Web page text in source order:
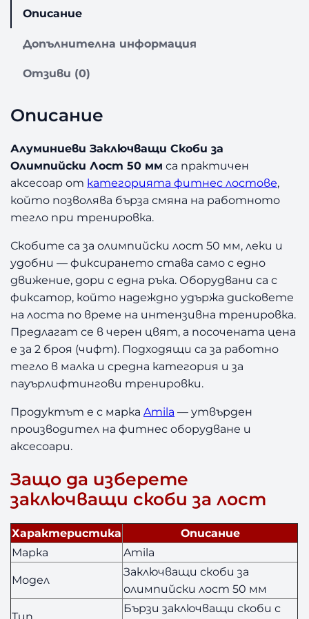
т
у
и
и
е
в
и
а
к
л
ю
ч
в
а
щ
и
С
о
б
и
а
л
и
м
п
й
с
к
Описание
Допълнителна информация
Отзиви (0)
Описание
Алуминиеви Заключващи Скоби за
Олимпийски Лост 50 мм са практичен
аксесоар от категорията фитнес лостове,
който позволява бърза смяна на работното
тегло при тренировка.
Скобите са за олимпийски лост 50 мм, леки и
удобни — фиксирането става само с едно
движение, дори с една ръка. Оборудвани са с
фиксатор, който надеждно удържа дисковете
на лоста по време на интензивна тренировка.
Предлагат се в черен цвят, а посочената цена
е за 2 броя (чифт). Подходящи са за работно
тегло в малка и средна категория и за
пауърлифтингови тренировки.
Продуктът е с маркаAmila — утвърден
производител на фитнес оборудване и
аксесоари.
Защо да изберете
заключващи скоби за лост
Характеристика
Описание
Марка
Amila
Модел
Заключващи скоби за
олимпийски лост 50 мм
Бързи заключващи скоби с